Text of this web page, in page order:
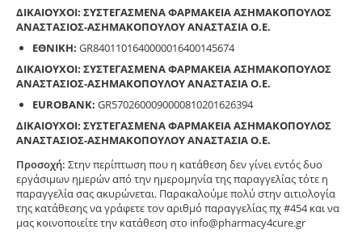
ΔΙΚΑΙΟΥΧΟΙ: ΣΥΣΤΕΓΑΣΜΕΝΑ ΦΑΡΜΑΚΕΙΑ ΑΣΗΜΑΚΟΠΟΥΛΟΣ
ΑΝΑΣΤΑΣΙΟΣ-ΑΣΗΜΑΚΟΠΟΥΛΟΥ ΑΝΑΣΤΑΣΙΑ Ο.Ε.
ΕΘΝΙΚΗ: GR8401101640000016400145674
ΔΙΚΑΙΟΥΧΟΙ: ΣΥΣΤΕΓΑΣΜΕΝΑ ΦΑΡΜΑΚΕΙΑ ΑΣΗΜΑΚΟΠΟΥΛΟΣ
ΑΝΑΣΤΑΣΙΟΣ-ΑΣΗΜΑΚΟΠΟΥΛΟΥ ΑΝΑΣΤΑΣΙΑ Ο.Ε.
EUROBANK: GR5702600090000810201626394
ΔΙΚΑΙΟΥΧΟΙ: ΣΥΣΤΕΓΑΣΜΕΝΑ ΦΑΡΜΑΚΕΙΑ ΑΣΗΜΑΚΟΠΟΥΛΟΣ
ΑΝΑΣΤΑΣΙΟΣ-ΑΣΗΜΑΚΟΠΟΥΛΟΥ ΑΝΑΣΤΑΣΙΑ Ο.Ε.
Προσοχή: Στην περίπτωση που η κατάθεση δεν γίνει εντός δυο
εργάσιμων ημερών από την ημερομηνία της παραγγελίας τότε η
παραγγελία σας ακυρώνεται. Παρακαλούμε πολύ στην αιτιολογία
της κατάθεσης να γράφετε τον αριθμό παραγγελίας πχ #454 και να
μας κοινοποιείτε την κατάθεση στο info@pharmacy4cure.gr